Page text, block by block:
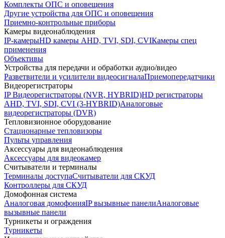
Комплекты ОПС и оповещения
Другие устройства для ОПС и оповещения
Приемно-контрольные приборы
Камеры видеонаблюдения
IP-камерыHD камеры AHD, TVI, SDI, CVIКамеры спец
применения
Объективы
Устройства для передачи и обработки аудио/видео
Разветвители и усилители видеосигналаПриемопередатчики
Видеорегистраторы
IP Видеорегистраторы (NVR, HYBRID)HD регистраторы
AHD, TVI, SDI, CVI (3-HYBRID)Аналоговые
видеорегистраторы (DVR)
Тепловизионное оборудование
Стационарные тепловизоры
Пульты управления
Аксессуары для видеонаблюдения
Аксессуары для видеокамер
Считыватели и терминалы
Терминалы доступаСчитыватели для СКУД
Контроллеры для СКУД
Домофонная система
Аналоговая домофонияIP вызывные панелиАналоговые
вызывные панели
Турникеты и ограждения
Турникеты